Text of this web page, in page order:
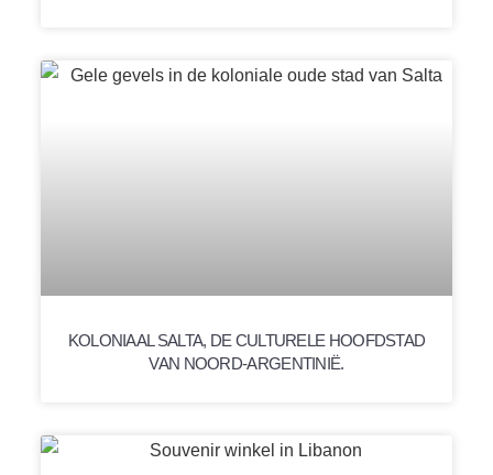
KOLONIAAL SALTA, DE CULTURELE HOOFDSTAD
VAN NOORD-ARGENTINIË.